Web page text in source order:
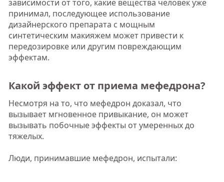
зависимости от того, какие вещества человек уже
принимал, последующее использование
дизайнерского препарата с мощным
синтетическим макияжем может привести к
передозировке или другим повреждающим
эффектам.
Какой эффект от приема мефедрона?​
Несмотря на то, что мефедрон доказал, что
вызывает мгновенное привыкание, он может
вызывать побочные эффекты от умеренных до
тяжелых.
Люди, принимавшие мефедрон, испытали: